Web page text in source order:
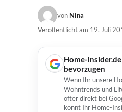
von Nina
Veröffentlicht am 19. Juli
Home-
bevorzugen
Wenn Ihr unsere
Wohntrends und
öfter direkt bei
könnt Ihr Home-